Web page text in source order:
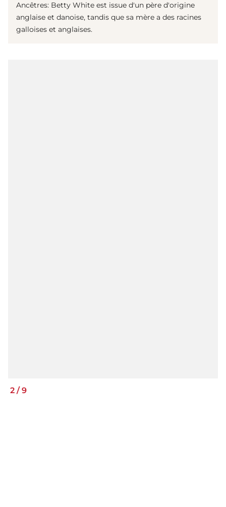
Ancêtres: Betty White est issue d'un père d'origine
anglaise et danoise, tandis que sa mère a des racines
galloises et anglaises.
2 /9